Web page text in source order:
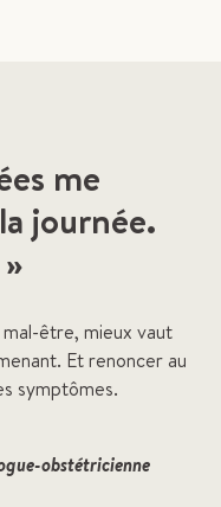
me
journée.
être, mieux vaut
Et renoncer au
symptômes.
obstétricienne